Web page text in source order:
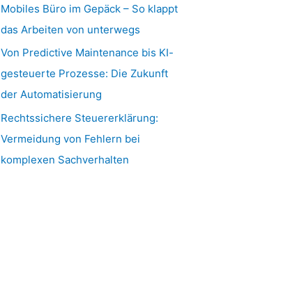
Mobiles Büro im Gepäck – So klappt
das Arbeiten von unterwegs
Von Predictive Maintenance bis KI-
gesteuerte Prozesse: Die Zukunft
der Automatisierung
Rechtssichere Steuererklärung:
Vermeidung von Fehlern bei
komplexen Sachverhalten